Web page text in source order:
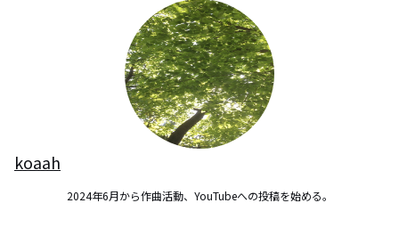
koaah
2024年6月から作曲活動、YouTubeへの投稿を始める。